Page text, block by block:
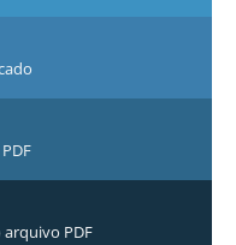
PDF